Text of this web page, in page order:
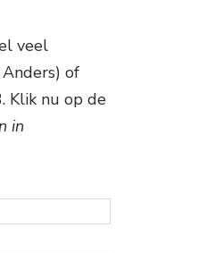
veel
of
Klik nu op de
in